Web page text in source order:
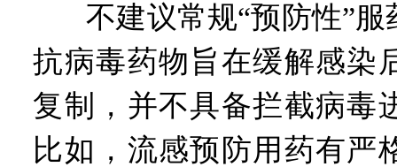
不建议常规“预防性”
抗病毒药物旨在缓解感染
复制，并不具备拦截病毒
比如，流感预防用药有严